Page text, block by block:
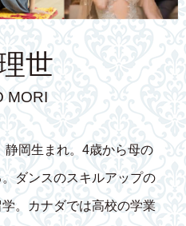
世
MORI
静岡生まれ。4歳から母の
ダンスのスキルアップの
。カナダでは高校の学業